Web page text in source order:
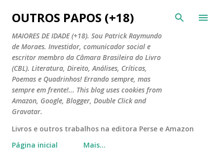
Pular para o conteúdo principal
OUTROS PAPOS (+18)
MAIORES DE IDADE (+18). Sou Patrick Raymundo
de Moraes. Investidor, comunicador social e
escritor membro da Câmara Brasileira do Livro
(CBL). Literatura, Direito, Análises, Críticas,
Poemas e Quadrinhos! Errando sempre, mas
sempre em frente!... This blog uses cookies from
Amazon, Google, Blogger, Double Click and
Gravatar.
Livros e outros trabalhos na editora Perse e Amazon
Página inicial
Mais…